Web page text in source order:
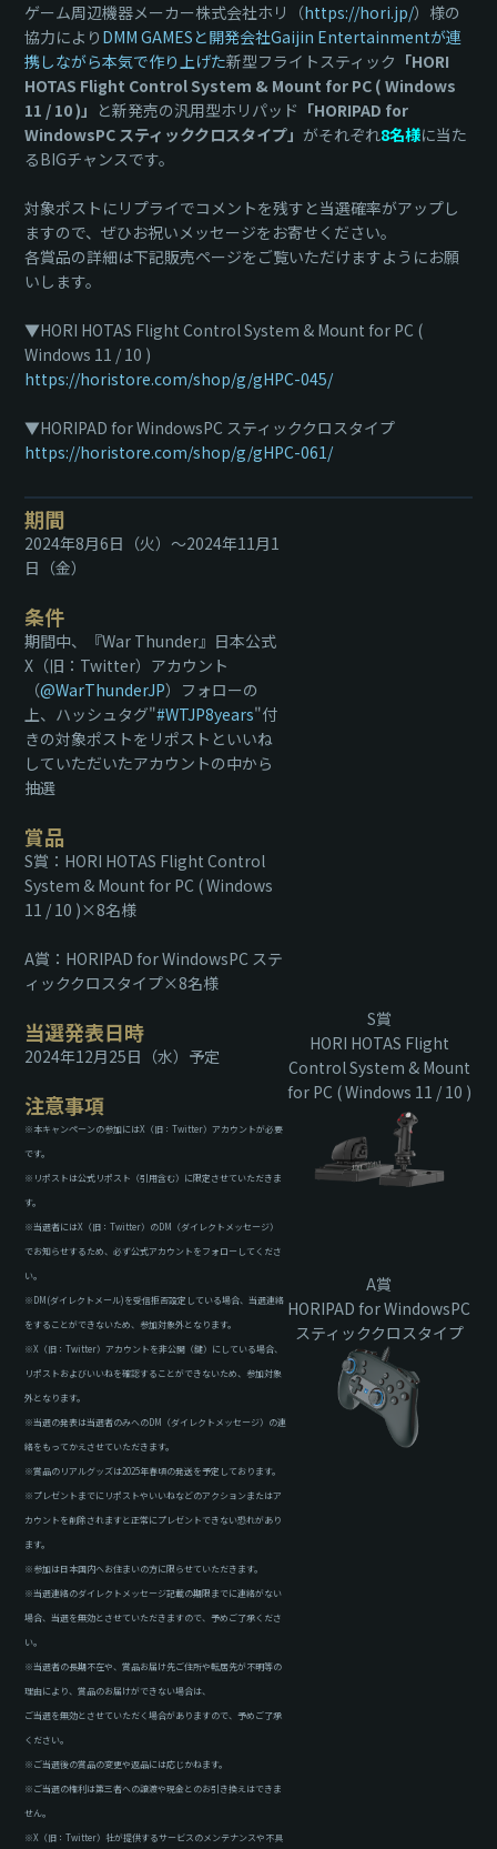
ゲーム周辺機器メーカー株式会社ホリ（https://hori.jp/）様の
協力により DMM GAMESと開発会社Gaijin Entertainmentが連
携しながら本気で作り上げた新型フライトスティック 「HORI
HOTAS Flight Control System & Mount for PC ( Windows
11 / 10 )」 と新発売の汎用型ホリパッド 「HORIPAD for
WindowsPC スティッククロスタイプ」 がそれぞれ8名様に当た
るBIGチャンスです。
対象ポストにリプライでコメントを残すと当選確率がアップし
ますので、ぜひお祝いメッセージをお寄せください。
各賞品の詳細は下記販売ページをご覧いただけますようにお願
いします。
▼HORI HOTAS Flight Control System & Mount for PC (
Windows 11 / 10 )
https://horistore.com/shop/g/gHPC-045/
▼HORIPAD for WindowsPC スティッククロスタイプ
https://horistore.com/shop/g/gHPC-061/
期間
2024年8月6日（火）～2024年11月1
日（金）
条件
期間中、『War Thunder』日本公式
X（旧：Twitter）アカウント
（@WarThunderJP）フォローの
上、ハッシュタグ"#WTJP8years"付
きの対象ポストをリポストといいね
していただいたアカウントの中から
抽選
賞品
S賞：HORI HOTAS Flight Control
System & Mount for PC ( Windows
11 / 10 )×8名様
A賞：HORIPAD for WindowsPC ステ
ィッククロスタイプ×8名様
当選発表日時
2024年12月25日（水）予定
注意事項
※本キャンペーンの参加にはX（旧：Twitter）アカウントが必要
です。
※リポストは公式リポスト（引用含む）に限定させていただきま
す。
※当選者にはX（旧：Twitter）のDM（ダイレクトメッセージ）
でお知らせするため、必ず公式アカウントをフォローしてくださ
い。
※DM(ダイレクトメール)を受信拒否設定している場合、当選連絡
をすることができないため、参加対象外となります。
※X（旧：Twitter）アカウントを非公開（鍵）にしている場合、
リポストおよびいいねを確認することができないため、参加対象
外となります。
※当選の発表は当選者のみへのDM（ダイレクトメッセージ）の連
絡をもってかえさせていただきます。
※賞品のリアルグッズは2025年春頃の発送を予定しております。
※プレゼントまでにリポストやいいねなどのアクションまたはア
カウントを削除されますと正常にプレゼントできない恐れがあり
ます。
※参加は日本国内へお住まいの方に限らせていただきます。
※当選連絡のダイレクトメッセージ記載の期限までに連絡がない
場合、当選を無効とさせていただきますので、予めご了承くださ
い。
※当選者の長期不在や、賞品お届け先ご住所や転居先が不明等の
理由により、賞品のお届けができない場合は、
ご当選を無効とさせていただく場合がありますので、予めご了承
ください。
※ご当選後の賞品の変更や返品には応じかねます。
※ご当選の権利は第三者への譲渡や現金とのお引き換えはできま
せん。
※X（旧：Twitter）社が提供するサービスのメンテナンスや不具
S賞
HORI HOTAS Flight
Control System & Mount
for PC ( Windows 11 / 10 )
A賞
HORIPAD for WindowsPC
スティッククロスタイプ